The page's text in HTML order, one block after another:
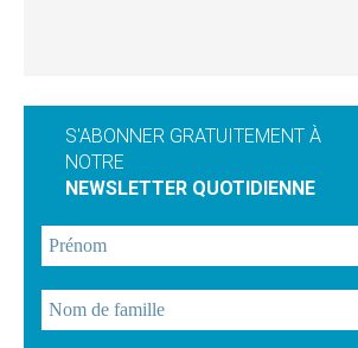
S'ABONNER GRATUITEMENT À
NOTRE
NEWSLETTER QUOTIDIENNE